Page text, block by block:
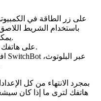
باستخدام الشريط
يمكنه الضغط على الزر عند تفعيله.
قم بتنزيل تطبيق SwitchBot على هاتفك.
بمجرد الانتهاء من كل
هاتفك لترى ما إذا كان